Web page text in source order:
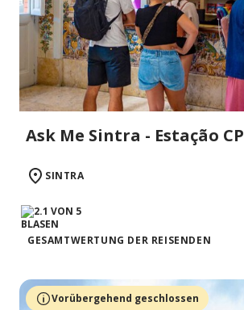
Ask Me Sintra - Estação CP
SINTRA
GESAMTWERTUNG DER REISENDEN
Vorübergehend geschlossen